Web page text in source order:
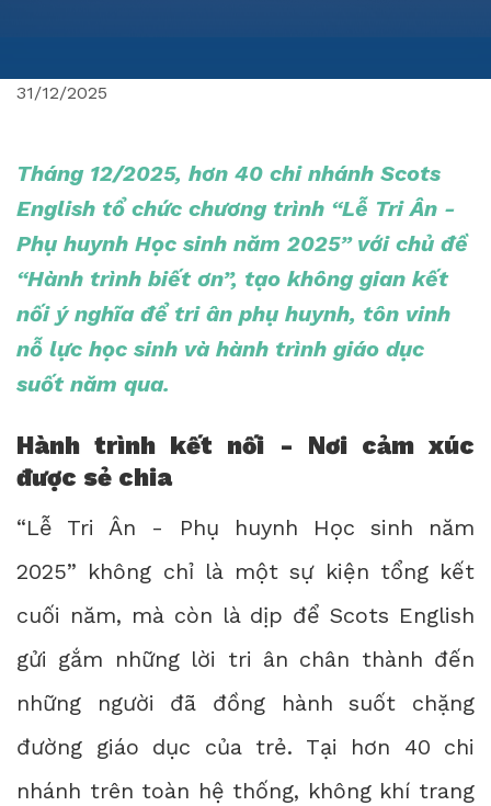
31/12/2025
Tháng 12/2025, hơn 40 chi nhánh Scots
English tổ chức chương trình “Lễ Tri Ân -
Phụ huynh Học sinh năm 2025” với chủ đề
“Hành trình biết ơn”, tạo không gian kết
nối ý nghĩa để tri ân phụ huynh, tôn vinh
nỗ lực học sinh và hành trình giáo dục
suốt năm qua.
Hành trình kết nối - Nơi cảm xúc
được sẻ chia
“Lễ Tri Ân - Phụ huynh Học sinh năm
2025” không chỉ là một sự kiện tổng kết
cuối năm, mà còn là dịp để Scots English
gửi gắm những lời tri ân chân thành đến
những người đã đồng hành suốt chặng
đường giáo dục của trẻ. Tại hơn 40 chi
nhánh trên toàn hệ thống, không khí trang